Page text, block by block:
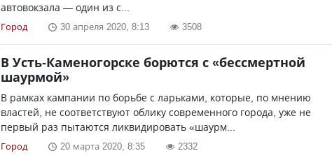
автовокзала — один из с...
Город 30 апреля 2020, 8:13 3508
В Усть-Каменогорске борются с «бессмертной
шаурмой»
В рамках кампании по борьбе с ларьками, которые, по мнению
властей, не соответствуют облику современного города, уже не
первый раз пытаются ликвидировать «шаурм...
Город 20 марта 2020, 8:35 2332